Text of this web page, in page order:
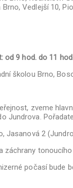
Vedlejší 10,
od 9 hod. do 11
školou Brno,
zveme
Jundrova.
Jasanová 2
záchrany
počasí bude